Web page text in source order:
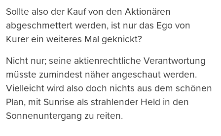
Sollte also der Kauf von den Aktionären
abgeschmettert werden, ist nur das Ego von
Kurer ein weiteres Mal geknickt?
Nicht nur; seine aktienrechtliche Verantwortung
müsste zumindest näher angeschaut werden.
Vielleicht wird also doch nichts aus dem schönen
Plan, mit Sunrise als strahlender Held in den
Sonnenuntergang zu reiten.